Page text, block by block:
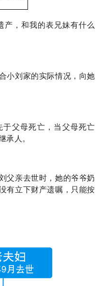
产，和我的表兄妹有什么
小刘家的实际情况，向她
父母死亡，当父母死亡
人。
父亲去世时，她的爷爷奶
有立下财产遗嘱，只能按